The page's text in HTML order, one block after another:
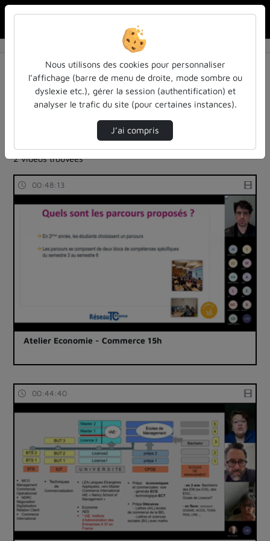
Résultats de la recherche
Filtres actifs (cliquer pour en retirer) :
colloques-et-conferences
cap-sur-lenseignement-superieur-2023
cap-sur-lenseignement-superieur-2023
2 vidéos trouvées
00:48:13
Atelier Economie - Commerce 15h
00:44:40
Nous utilisons des cookies pour personnaliser
l’affichage (barre de menu de droite, mode sombre ou
dyslexie etc.), gérer la session (authentification) et
analyser le trafic du site (pour certaines instances).
J’ai compris